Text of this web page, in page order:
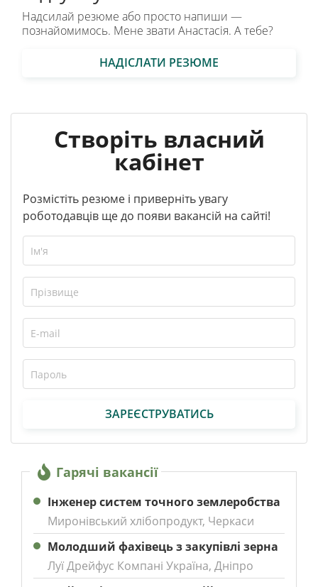
Надсилай резюме або просто напиши —
познайомимось. Мене звати Анастасія. А тебе?
НАДІСЛАТИ РЕЗЮМЕ
Створіть власний
кабінет
Розмістіть резюме і приверніть увагу
роботодавців ще до появи вакансій на сайті!
ЗАРЕЄСТРУВАТИСЬ
Гарячі вакансії
Інженер систем точного землеробства
Миронівський хлібопродукт, Черкаси
Молодший фахівець з закупівлі зерна
Луї Дрейфус Компані Україна, Дніпро